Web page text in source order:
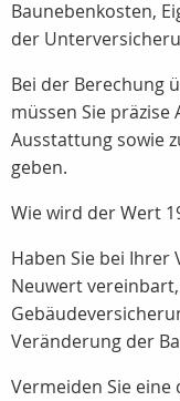
Baunebenkosten,
der
Bei der Berechung
müssen Sie
Ausstattung sowie
geben.
Wie wird der Wert
Haben Sie bei
Neuwert
Veränderung der
Vermeiden Sie